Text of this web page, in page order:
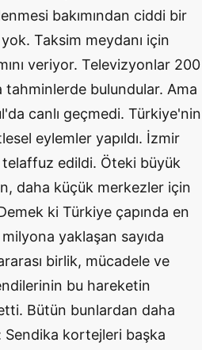
bakımından ciddi bir
Taksim meydanı için
veriyor. Televizyonlar 200
tahminlerde bulundular. Ama
canlı geçmedi. Türkiye'nin
eylemler yapıldı. İzmir
telaffuz edildi. Öteki büyük
daha küçük merkezler için
ki Türkiye çapında en
yaklaşan sayıda
birlik, mücadele ve
bu hareketin
Bütün bunlardan daha
kortejleri başka